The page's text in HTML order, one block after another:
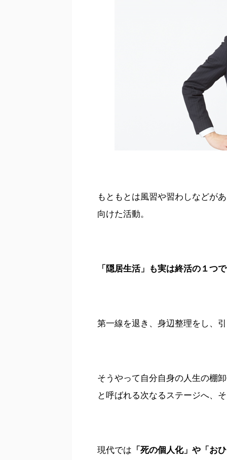
もともとは風習や習わしなどが
向けた活動。
「隠居生活」も実は終活の１つ
第一線を退き、身辺整理をし、
そうやって自分自身の人生の棚
と呼ばれる次なるステージへ、
現代では 「死の個人化」や「お